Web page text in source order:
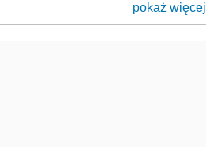
pokaż więcej